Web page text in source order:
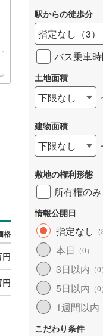
格
駅からの徒歩分
指定なし （3）
バス乗車
土地面積
下限なし
建物面積
下限なし
敷地の権利形態
所有権のみ
情報公開日
指定なし （
本日 （0）
3日以内 （0
5日以内 （0
1週間以内
こだわり条件